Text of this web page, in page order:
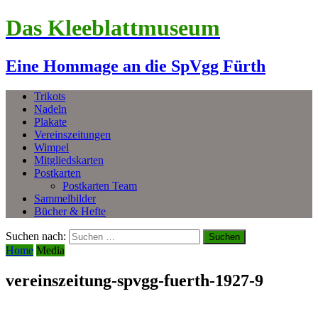
Das Kleeblattmuseum
Eine Hommage an die SpVgg Fürth
Trikots
Nadeln
Plakate
Vereinszeitungen
Wimpel
Mitgliedskarten
Postkarten
Postkarten Team
Sammelbilder
Bücher & Hefte
Suchen nach:
Home Media
vereinszeitung-spvgg-fuerth-1927-9